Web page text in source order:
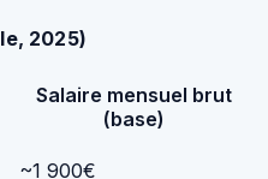
2025)
Salaire mensuel brut
(base)
~1 900€